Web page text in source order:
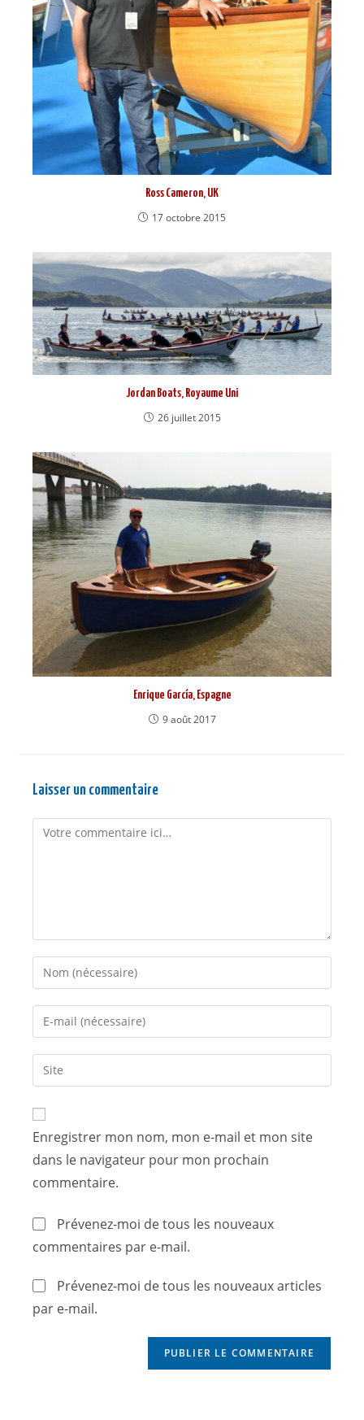
Ross Cameron, UK
17 octobre 2015
Jordan Boats, Royaume Uni
26 juillet 2015
Enrique García, Espagne
9 août 2017
Laisser un commentaire
Enregistrer mon nom, mon e-mail et mon site
dans le navigateur pour mon prochain
commentaire.
Prévenez-moi de tous les nouveaux
commentaires par e-mail.
Prévenez-moi de tous les nouveaux articles
par e-mail.